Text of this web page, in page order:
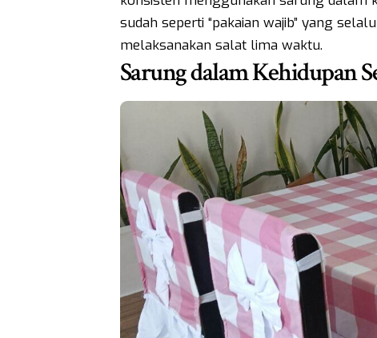
sudah seperti “pakaian wajib” yang
melaksanakan salat lima waktu.
Sarung dalam Kehidupan